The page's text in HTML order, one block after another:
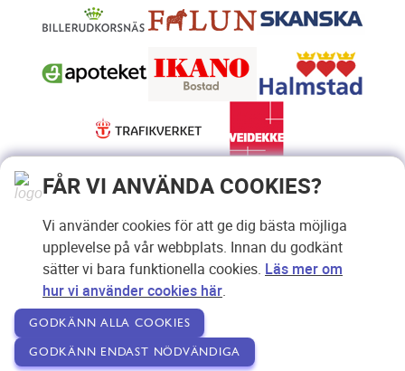
FÅR VI ANVÄNDA COOKIES?
Vi använder cookies för att ge dig bästa möjliga
upplevelse på vår webbplats. Innan du godkänt
sätter vi bara funktionella cookies. Läs mer om
hur vi använder cookies här.
GODKÄNN ALLA COOKIES
GODKÄNN ENDAST NÖDVÄNDIGA